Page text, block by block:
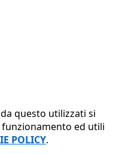
questo utilizzati si
ed utili
POLICY.